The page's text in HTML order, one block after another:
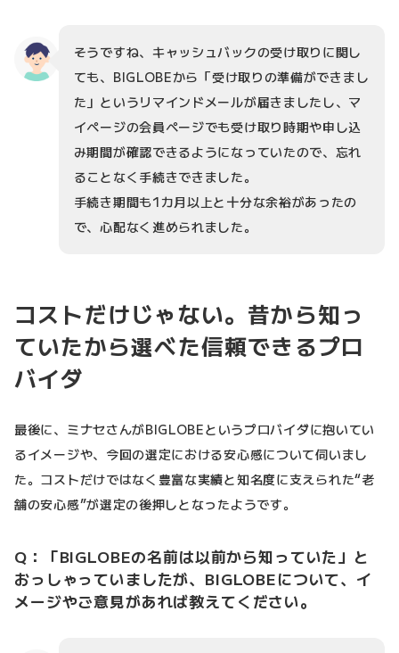
そうですね、キャッシュバックの受け取りに関し
ても、BIGLOBEから「受け取りの準備ができまし
た」というリマインドメールが届きましたし、マ
イページの会員ページでも受け取り時期や申し込
み期間が確認できるようになっていたので、忘れ
ることなく手続きできました。
手続き期間も1カ月以上と十分な余裕があったの
で、心配なく進められました。
コストだけじゃない。昔から知っ
ていたから選べた信頼できるプロ
バイダ
最後に、ミナセさんがBIGLOBEというプロバイダに抱いてい
るイメージや、今回の選定における安心感について伺いまし
た。コストだけではなく豊富な実績と知名度に支えられた“老
舗の安心感”が選定の後押しとなったようです。
Q：「BIGLOBEの名前は以前から知っていた」と
おっしゃっていましたが、BIGLOBEについて、イ
メージやご意見があれば教えてください。